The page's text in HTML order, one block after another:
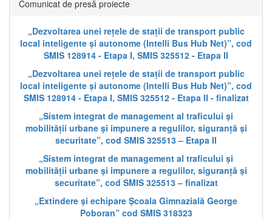
Comunicat de presă proiecte
„Dezvoltarea unei rețele de stații de transport public
local inteligente și autonome (Intelli Bus Hub Net)”, cod
SMIS 128914 - Etapa I, SMIS 325512 - Etapa II
„Dezvoltarea unei rețele de stații de transport public
local inteligente și autonome (Intelli Bus Hub Net)”, cod
SMIS 128914 - Etapa I, SMIS 325512 - Etapa II - finalizat
„Sistem integrat de management al traficului și
mobilității urbane și impunere a regulilor, siguranță și
securitate”, cod SMIS 325513 – Etapa II
„Sistem integrat de management al traficului și
mobilității urbane și impunere a regulilor, siguranță și
securitate”, cod SMIS 325513 – finalizat
„Extindere și echipare Școala Gimnazială George
Poboran” cod SMIS 318323